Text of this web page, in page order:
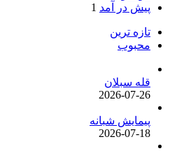
پیش در آمد 1
تازه ترین
محبوب
قله سبلان
2026-07-26
پیمایش شبانه
2026-07-18